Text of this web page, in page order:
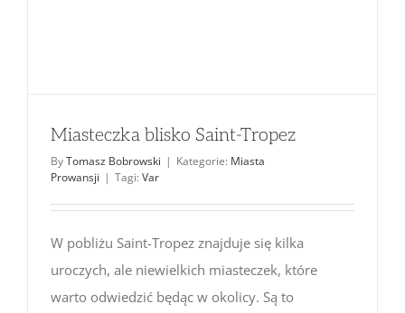
Miasteczka blisko Saint-Tropez
ByTomasz Bobrowski | Kategorie: Miasta
Prowansji | Tagi: Var
W pobliżu Saint-Tropez znajduje się kilka
uroczych, ale niewielkich miasteczek, które
warto odwiedzić będąc w okolicy. Są to